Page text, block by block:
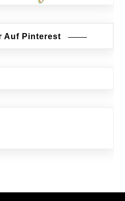
Auf Pinterest